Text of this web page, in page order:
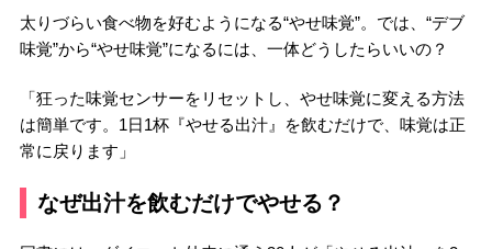
太りづらい食べ物を好むようになる“やせ味覚”。では、“デブ
味覚”から“やせ味覚”になるには、一体どうしたらいいの？
「狂った味覚センサーをリセットし、やせ味覚に変える方法
は簡単です。1日1杯『やせる出汁』を飲むだけで、味覚は正
常に戻ります」
なぜ出汁を飲むだけでやせる？